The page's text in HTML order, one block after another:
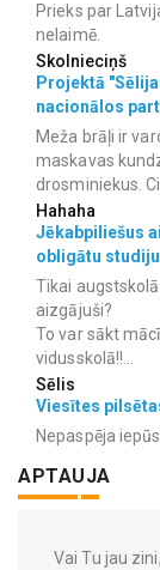
Prieks par
nelaimē.
Skolnieciņš
Projektā
nacionālos
Meža brāļi ir
maskavas
drosminiekus.
Hahaha
Jēkabpiliešus
obligātu
Tikai
aizgājuši?
To var sākt
vidusskolā!!...
Sēlis
Viesītes
Nepaspēja
APTAUJA
Vai Tu jau